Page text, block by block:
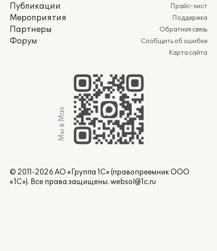
Публикации
Мероприятия
Партнеры
Форум
Прайс-лист
Поддержка
Обратная связь
Сообщить об ошибке
Карта сайта
Мы в Max
© 2011-2026 АО «Группа 1С» (правопреемник ООО
«1С»). Все права защищены. websol@1c.ru